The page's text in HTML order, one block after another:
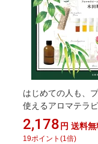
はじめての人も、
使えるアロマテラ
子 ]
2,178 円 送料無
19ポイント (1倍)